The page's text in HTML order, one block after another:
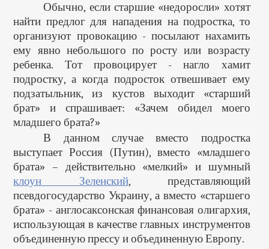
Обычно, если старшие «недоросли» хотят
найти предлог для нападения на подростка, то
организуют провокацию - посылают нахамить
ему явно небольшого по росту или возрасту
ребенка. Тот провоцирует - нагло хамит
подростку, а когда подросток отвешивает ему
подзатыльник, из кустов выходит «старший
брат» и спрашивает: «Зачем обидел моего
младшего брата?»
В данном случае вместо подростка
выступает Россия (Путин), вместо «младшего
брата» – действительно «мелкий» и шумный
клоун Зеленский, представляющий
псевдогосударство Украину, а вместо «старшего
брата» - англосаксонская финансовая олигархия,
использующая в качестве главных инструментов
объединенную прессу и объединенную Европу.